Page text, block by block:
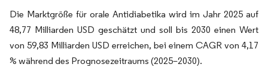
Die Marktgröße für orale Antidiabetika wird im Jahr 2025 auf
48,77 Milliarden USD geschätzt und soll bis 2030 einen Wert
von 59,83 Milliarden USD erreichen, bei einem CAGR von 4,17
% während des Prognosezeitraums (2025–2030).